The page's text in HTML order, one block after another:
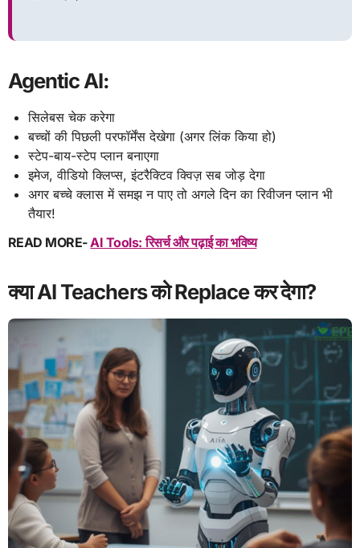
Agentic AI:
सिलेबस चेक करेगा
बच्चों की पिछली परफॉर्मेंस देखेगा (अगर लिंक किया हो)
स्टेप-बाय-स्टेप प्लान बनाएगा
इमेज, वीडियो क्लिप्स, इंटरैक्टिव क्विज़ सब जोड़ देगा
अगर बच्चे क्लास में समझ न पाए तो अगले दिन का रिवीजन प्लान भी
तैयार!
READ MORE-AI Tools: रिसर्च और पढ़ाई का भविष्य
क्या AI Teachers को Replace कर देगा?